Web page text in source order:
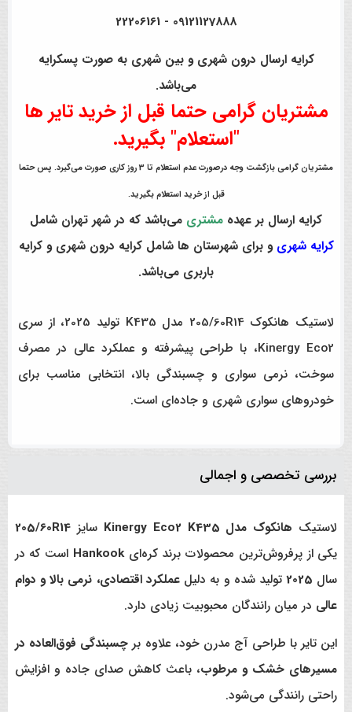
09121127888 - 22206161
کرایه ارسال درون شهری و بین شهری به صورت پسکرایه
می‌باشد.
مشتریان گرامی حتما قبل از خرید تایر ها
"استعلام" بگیرید.
مشتریان گرامی بازگشت وجه درصورت عدم استعلام تا 3 روز کاری صورت می‌گیرد. پس حتما
قبل از خرید استعلام بگیرید.
کرایه ارسال بر عهده مشتری می‌باشد که در شهر تهران شامل
کرایه شهری و برای شهرستان ها شامل کرایه درون شهری و کرایه
باربری می‌باشد.
لاستیک هانکوک 205/60R14 مدل K435 تولید 2025، از سری
Kinergy Eco2، با طراحی پیشرفته و عملکرد عالی در مصرف
سوخت، نرمی سواری و چسبندگی بالا، انتخابی مناسب برای
خودروهای سواری شهری و جاده‌ای است.
بررسی تخصصی و اجمالی
لاستیک هانکوک مدل Kinergy Eco2 K435 سایز205/60R14
یکی از پرفروش‌ترین محصولات برند کره‌ایHankook است که در
سال 2025تولید شده و به دلیلعملکرد اقتصادی، نرمی بالا و دوام
عالی در میان رانندگان محبوبیت زیادی دارد.
این تایر با طراحی آج مدرن خود، علاوه بر چسبندگی فوق‌العاده در
مسیرهای خشک و مرطوب، باعث کاهش صدای جاده و افزایش
راحتی رانندگی می‌شود.